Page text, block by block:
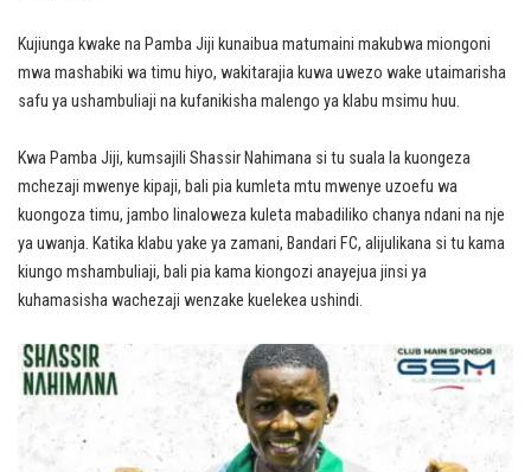
Kujiunga kwake na Pamba Jiji kunaibua matumaini makubwa miongoni
mwa mashabiki wa timu hiyo, wakitarajia kuwa uwezo wake utaimarisha
safu ya ushambuliaji na kufanikisha malengo ya klabu msimu huu.
Kwa Pamba Jiji, kumsajili Shassir Nahimana si tu suala la kuongeza
mchezaji mwenye kipaji, bali pia kumleta mtu mwenye uzoefu wa
kuongoza timu, jambo linaloweza kuleta mabadiliko chanya ndani na nje
ya uwanja. Katika klabu yake ya zamani, Bandari FC, alijulikana si tu kama
kiungo mshambuliaji, bali pia kama kiongozi anayejua jinsi ya
kuhamasisha wachezaji wenzake kuelekea ushindi.